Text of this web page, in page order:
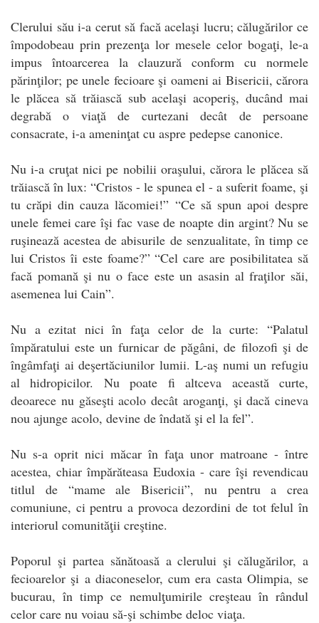
Clerului său i-a cerut să facă acelaşi lucru; călugărilor ce
împodobeau prin prezenţa lor mesele celor bogaţi, le-a
impus întoarcerea la clauzură conform cu normele
părinţilor; pe unele fecioare şi oameni ai Bisericii, cărora
le plăcea să trăiască sub acelaşi acoperiş, ducând mai
degrabă o viaţă de curtezani decât de persoane
consacrate, i-a ameninţat cu aspre pedepse canonice.
Nu i-a cruţat nici pe nobilii oraşului, cărora le plăcea să
trăiască în lux: “Cristos - le spunea el - a suferit foame, şi
tu crăpi din cauza lăcomiei!” “Ce să spun apoi despre
unele femei care îşi fac vase de noapte din argint? Nu se
ruşinează acestea de abisurile de senzualitate, în timp ce
lui Cristos îi este foame?” “Cel care are posibilitatea să
facă pomană şi nu o face este un asasin al fraţilor săi,
asemenea lui Cain”.
Nu a ezitat nici în faţa celor de la curte: “Palatul
împăratului este un furnicar de păgâni, de filozofi şi de
îngâmfaţi ai deşertăciunilor lumii. L-aş numi un refugiu
al hidropicilor. Nu poate fi altceva această curte,
deoarece nu găseşti acolo decât aroganţi, şi dacă cineva
nou ajunge acolo, devine de îndată şi el la fel”.
Nu s-a oprit nici măcar în faţa unor matroane - între
acestea, chiar împărăteasa Eudoxia - care îşi revendicau
titlul de “mame ale Bisericii”, nu pentru a crea
comuniune, ci pentru a provoca dezordini de tot felul în
interiorul comunităţii creştine.
Poporul şi partea sănătoasă a clerului şi călugărilor, a
fecioarelor şi a diaconeselor, cum era casta Olimpia, se
bucurau, în timp ce nemulţumirile creşteau în rândul
celor care nu voiau să-şi schimbe deloc viaţa.